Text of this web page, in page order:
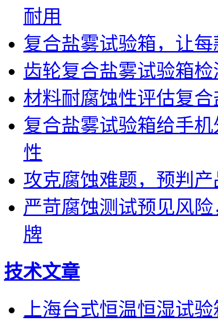
耐用
复合盐雾试验箱，让
齿轮复合盐雾试验箱
材料耐腐蚀性评估复
复合盐雾试验箱给手
性
攻克腐蚀难题，预判
严苛腐蚀测试预见风
牌
技术文章
上海台式恒温恒湿试